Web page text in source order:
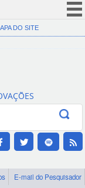
(COVID-19)
Canais
DO SITE
E-mail do Pesquisador